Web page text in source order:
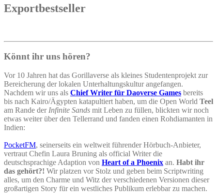
Exportbestseller
Könnt ihr uns hören?
Vor 10 Jahren hat das Gorillaverse als kleines Studentenprojekt zur
Bereicherung der lokalen Unterhaltungskultur angefangen.
Nachdem wir uns als Chief Writer für Daoverse Games bereits
bis nach Kairo/Ägypten katapultiert haben, um die Open World Teel
am Rande der Infinite Sands mit Leben zu füllen, blickten wir noch
etwas weiter über den Tellerrand und fanden einen Rohdiamanten in
Indien:
PocketFM, seinerseits ein weltweit führender Hörbuch-Anbieter,
vertraut Chefin Laura Bruning als official Writer die
deutschsprachige Adaption von Heart of a Phoenix an. Habt ihr
das gehört?! Wir platzen vor Stolz und geben beim Scriptwriting
alles, um den Charme und Witz der verschiedenen Versionen dieser
großartigen Story für ein westliches Publikum erlebbar zu machen.